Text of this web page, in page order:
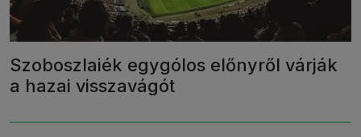
Szoboszlaiék egygólos előnyről várják
a hazai visszavágót